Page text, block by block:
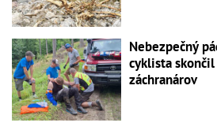
Nebezpečný
cyklista
záchranárov